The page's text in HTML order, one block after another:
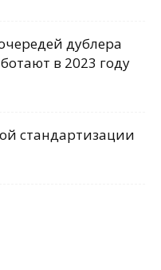
дублера
в 2023 году
стандартизации